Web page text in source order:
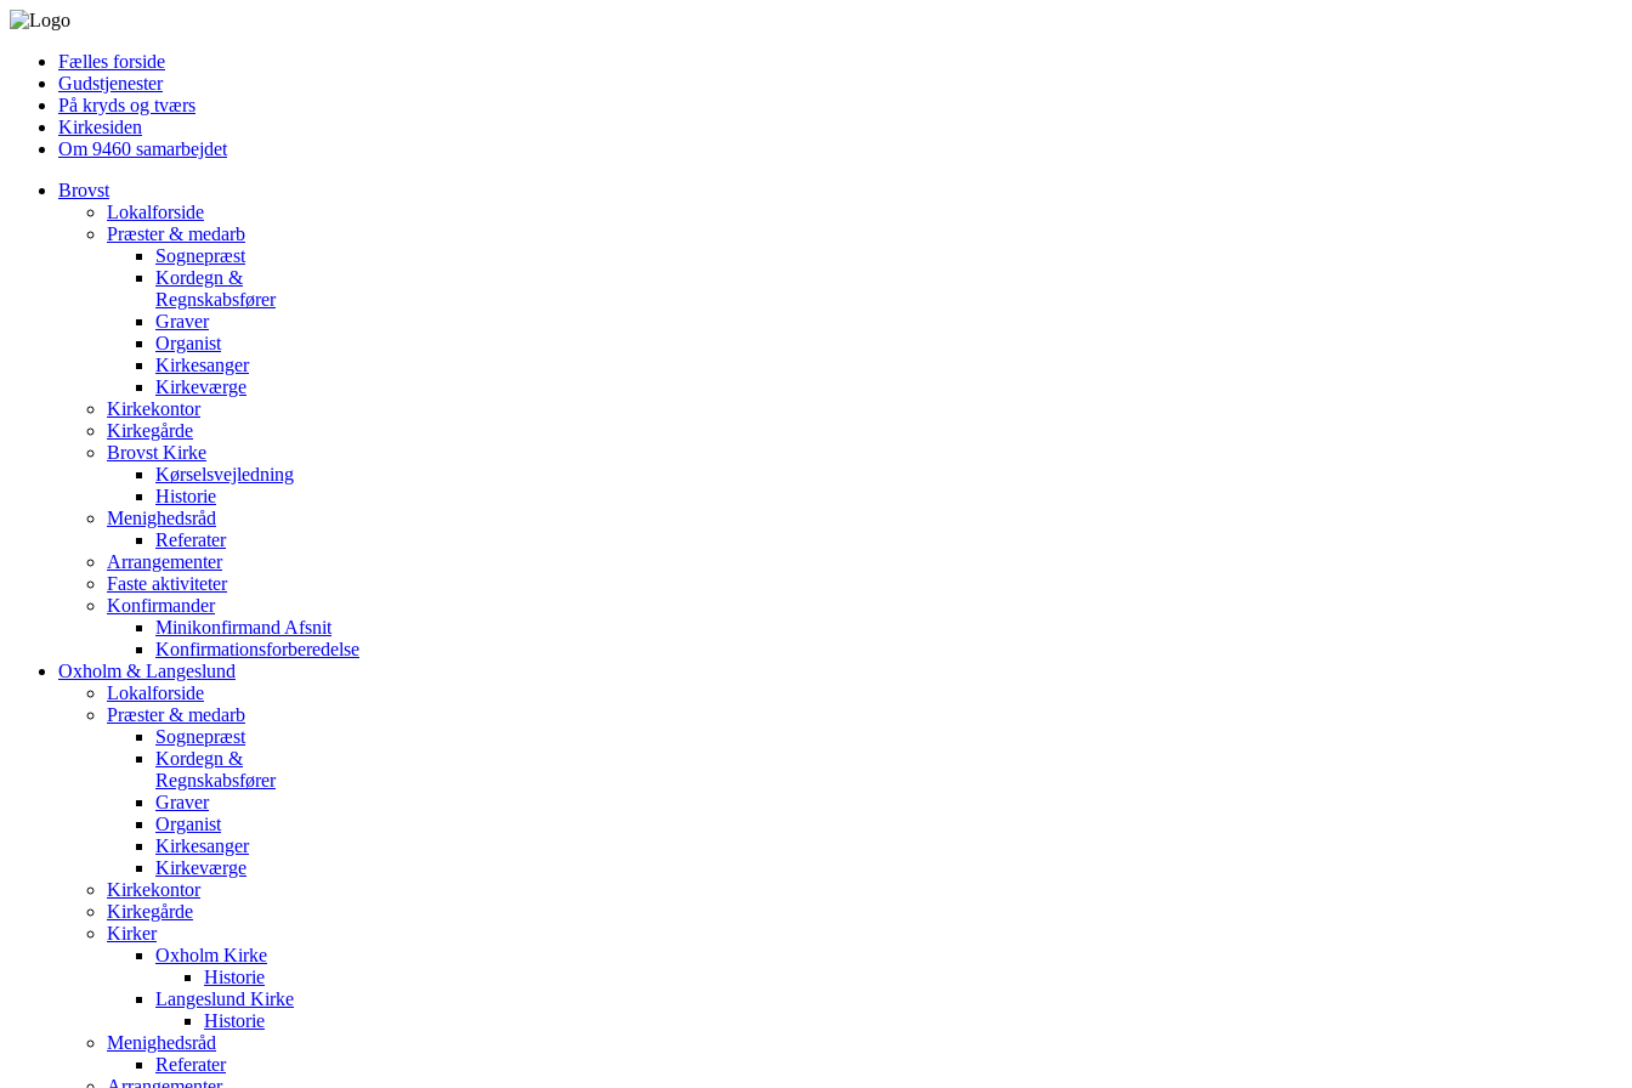
Fælles forside
Gudstjenester
På kryds og tværs
Kirkesiden
Om 9460 samarbejdet
Brovst
Lokalforside
Præster & medarb
Sognepræst
Kordegn &
Regnskabsfører
Graver
Organist
Kirkesanger
Kirkeværge
Kirkekontor
Kirkegårde
Brovst Kirke
Kørselsvejledning
Historie
Menighedsråd
Referater
Arrangementer
Faste aktiviteter
Konfirmander
Minikonfirmand Afsnit
Konfirmationsforberedelse
Oxholm & Langeslund
Lokalforside
Præster & medarb
Sognepræst
Kordegn &
Regnskabsfører
Graver
Organist
Kirkesanger
Kirkeværge
Kirkekontor
Kirkegårde
Kirker
Oxholm Kirke
Historie
Langeslund Kirke
Historie
Menighedsråd
Referater